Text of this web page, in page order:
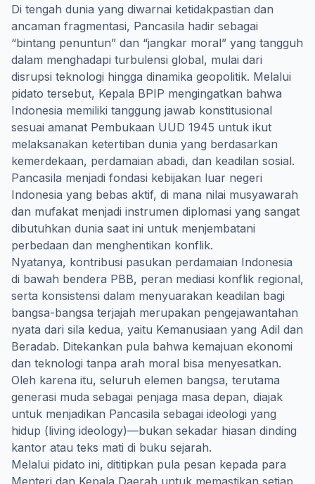
Di tengah dunia yang diwarnai ketidakpastian dan
ancaman fragmentasi, Pancasila hadir sebagai
“bintang penuntun” dan “jangkar moral” yang tangguh
dalam menghadapi turbulensi global, mulai dari
disrupsi teknologi hingga dinamika geopolitik. Melalui
pidato tersebut, Kepala BPIP mengingatkan bahwa
Indonesia memiliki tanggung jawab konstitusional
sesuai amanat Pembukaan UUD 1945 untuk ikut
melaksanakan ketertiban dunia yang berdasarkan
kemerdekaan, perdamaian abadi, dan keadilan sosial.
Pancasila menjadi fondasi kebijakan luar negeri
Indonesia yang bebas aktif, di mana nilai musyawarah
dan mufakat menjadi instrumen diplomasi yang sangat
dibutuhkan dunia saat ini untuk menjembatani
perbedaan dan menghentikan konflik.
Nyatanya, kontribusi pasukan perdamaian Indonesia
di bawah bendera PBB, peran mediasi konflik regional,
serta konsistensi dalam menyuarakan keadilan bagi
bangsa-bangsa terjajah merupakan pengejawantahan
nyata dari sila kedua, yaitu Kemanusiaan yang Adil dan
Beradab. Ditekankan pula bahwa kemajuan ekonomi
dan teknologi tanpa arah moral bisa menyesatkan.
Oleh karena itu, seluruh elemen bangsa, terutama
generasi muda sebagai penjaga masa depan, diajak
untuk menjadikan Pancasila sebagai ideologi yang
hidup (living ideology)—bukan sekadar hiasan dinding
kantor atau teks mati di buku sejarah.
Melalui pidato ini, dititipkan pula pesan kepada para
Menteri dan Kepala Daerah untuk memastikan setiap